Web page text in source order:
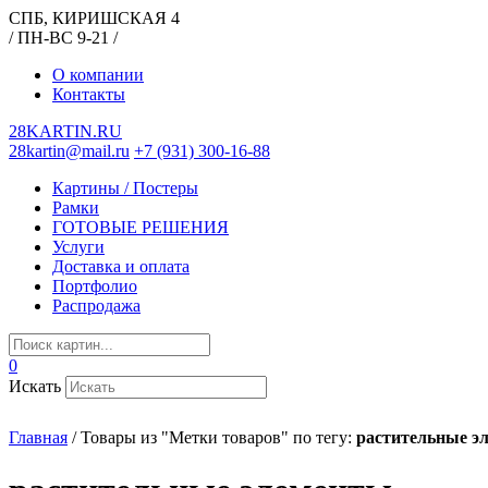
СПБ, КИРИШСКАЯ 4
/ ПН-ВС 9-21 /
О компании
Контакты
28KARTIN.RU
28kartin@mail.ru +7 (931) 300-16-88
Картины / Постеры
Рамки
ГОТОВЫЕ РЕШЕНИЯ
Услуги
Доставка и оплата
Портфолио
Распродажа
0
Искать
Главная /Товары из "Метки товаров" по тегу: растительные